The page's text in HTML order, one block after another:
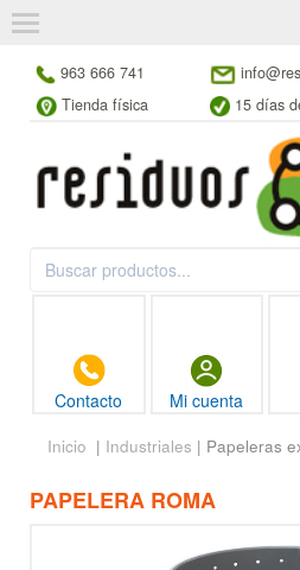
963 666 741
Tienda física
15 días
Contacto Mi cuenta
Inicio | Industriales | Papeleras
PAPELERA ROMA